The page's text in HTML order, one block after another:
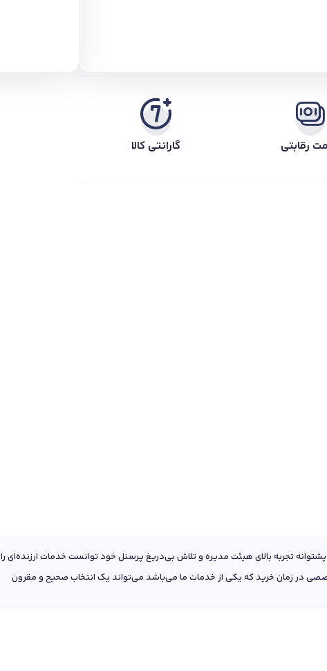
رقابتی گارانتی کالا
به پشتوانه تجربه بالای هیئت مدیره و تلاش بی‌دریغ پرسنل خود توانست خدمات ارزنده‌ای را
در زمان خرید که یکی از خدمات ما می‌باشد می‌تواند یک انتخاب صحیح و مقرون